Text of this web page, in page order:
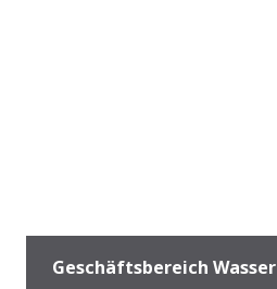
Geschäftsbereich Wasser